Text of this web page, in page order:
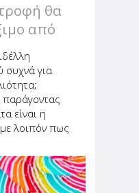
θα
από
συχνά για
παράγοντας
είναι η
λοιπόν πως
που